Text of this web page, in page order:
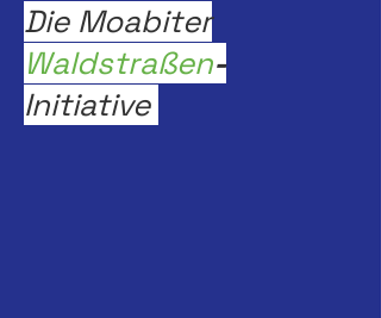
Die Moabiter
Waldstraßen-
Initiative